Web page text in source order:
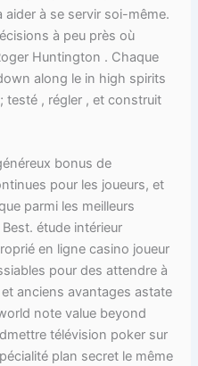
à se servir soi-même.
à peu près où
Huntington . Chaque
along le in high spirits
testé , régler , et construit
bonus de
pour les joueurs, et
parmi les meilleurs
étude intérieur
en ligne casino joueur
pour des attendre à
anciens avantages astate
note value beyond
télévision poker sur
plan secret le même